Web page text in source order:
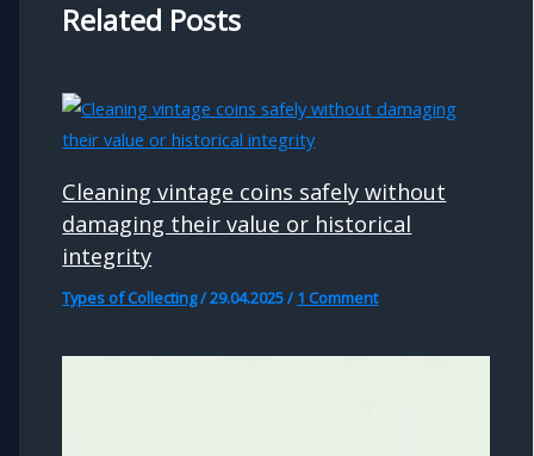
Related Posts
Cleaning vintage coins safely without
damaging their value or historical
integrity
Types of Collecting/29.04.2025/ 1 Comment